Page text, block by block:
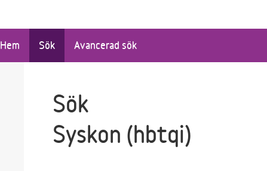
Hem Sök Avancerad sök
Sök
Syskon (hbtqi)